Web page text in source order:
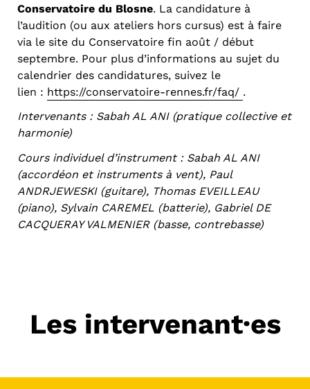
Conservatoire du Blosne. La candidature à
l’audition (ou aux ateliers hors cursus) est à faire
via le site du Conservatoire fin août / début
septembre. Pour plus d’informations au sujet du
calendrier des candidatures, suivez le
lien : https://conservatoire-rennes.fr/faq/ .
Intervenants : Sabah AL ANI (pratique collective et
harmonie)
Cours individuel d’instrument : Sabah AL ANI
(accordéon et instruments à vent), Paul
ANDRJEWESKI (guitare), Thomas EVEILLEAU
(piano), Sylvain CAREMEL (batterie), Gabriel DE
CACQUERAY VALMENIER (basse, contrebasse)
Les intervenant·es